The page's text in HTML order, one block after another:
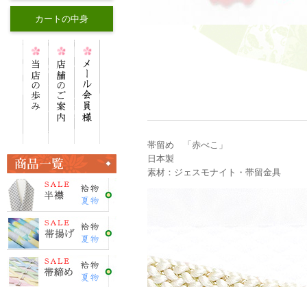
カートの中身
帯留め 「赤べこ」
日本製
素材：ジェスモナイト・帯留金具